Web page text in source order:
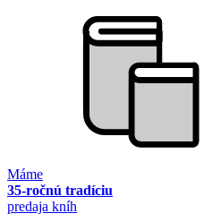
Máme
35-ročnú tradíciu
predaja kníh